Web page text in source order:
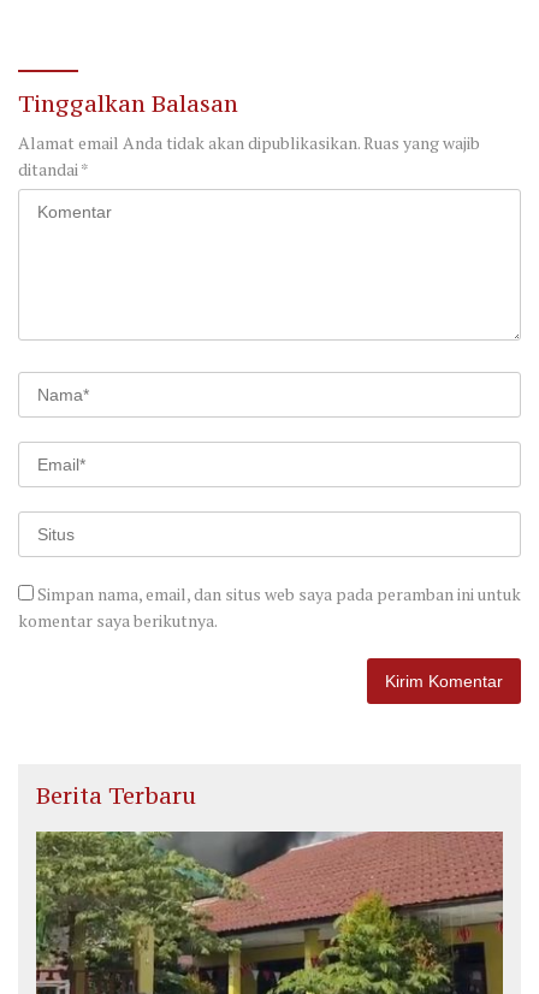
Tinggalkan Balasan
Alamat email Anda tidak akan dipublikasikan.Ruas yang wajib
ditandai *
Simpan nama, email, dan situs web saya pada peramban ini untuk
komentar saya berikutnya.
Berita Terbaru